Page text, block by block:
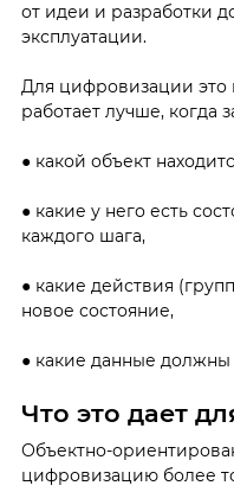
от идеи и разработки
эксплуатации.
Для цифровизации это
работает лучше, когда
● какой объект
● какие у него есть
каждого шага,
● какие действия
новое состояние,
● какие данные должны
Что это дает
Объектно-
цифровизацию более